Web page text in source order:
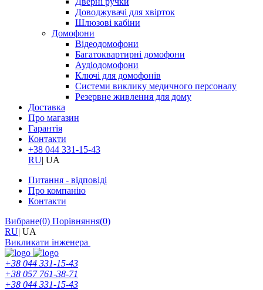
Доводжувачі для хвірток
Шлюзові кабіни
Домофони
Відеодомофони
Багатоквартирні домофони
Аудіодомофони
Ключі для домофонів
Системи виклику медичного персоналу
Резервне живлення для дому
Доставка
Про магазин
Гарантія
Контакти
+38 044 331-15-43
RU| UA
Питання - відповіді
Про компанію
Контакти
Вибране(0) Порівняння(0)
RU| UA
Викликати інженера
+38 044 331-15-43
+38 057 761-38-71
+38 044 331-15-43